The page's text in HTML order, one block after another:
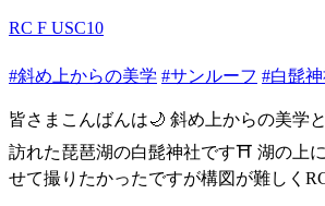
RC F USC10
#斜め上からの美学 #サンルーフ #白髭
皆さまこんばんは🌙 斜め上からの美学
訪れた琵琶湖の白髭神社です⛩️ 湖の上
せて撮りたかったですが構図が難しく